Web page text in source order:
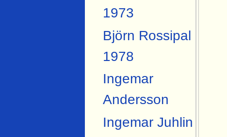
1973
Björn Rossipal
1978
Ingemar
Andersson
Ingemar Juhlin